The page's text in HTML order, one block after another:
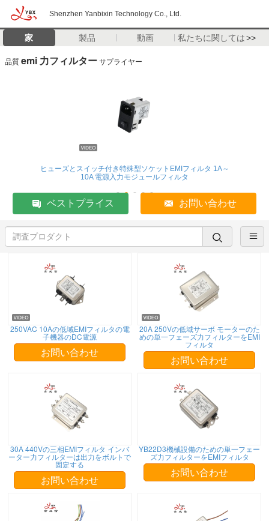
Shenzhen Yanbixin Technology Co., Ltd.
家 製品 動画 私たちに関しては>>
品質 emi 力フィルター サプライヤー
ヒューズとスイッチ付き特殊型ソケットEMIフィルタ 1A～
10A 電源入力モジュールフィルタ
ベストプライス お問い合わせ
250VAC 10Aの低域EMIフィルタの電
子機器のDC電源
お問い合わせ
20A 250Vの低域サーボ モーターのた
めの単一フェーズ力フィルターをEMI
フィルタ
お問い合わせ
30A 440Vの三相EMIフィルタ インバ
ーター力フィルターは出力をボルトで
固定する
お問い合わせ
YB22D3機械設備のための単一フェー
ズ力フィルターをEMIフィルタ
お問い合わせ